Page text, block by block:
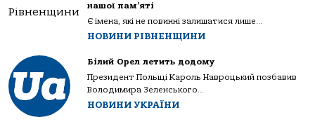
нашої пам’яті
Є імена, які не повинні залишатися лише...
НОВИНИ РІВНЕНЩИНИ
Білий Орел летить додому
Президент Польщі Кароль Навроцький позбавив
Володимира Зеленського...
НОВИНИ УКРАЇНИ